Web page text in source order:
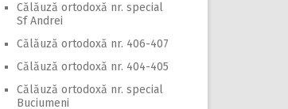
Călăuză ortodoxă nr. special
Sf Andrei
Călăuză ortodoxă nr. 406-407
Călăuză ortodoxă nr. 404-405
Călăuză ortodoxă nr. special
Buciumeni